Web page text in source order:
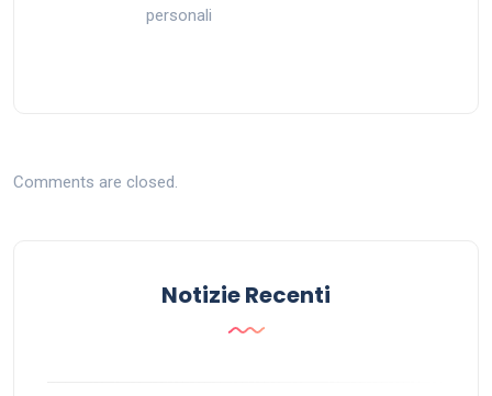
personali
Comments are closed.
Notizie Recenti